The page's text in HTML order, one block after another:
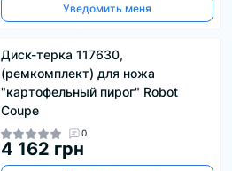
Уведомить меня
Диск-терка 117630,
(ремкомплект) для ножа
"картофельный пирог" Robot
Coupe
0
4 162 грн